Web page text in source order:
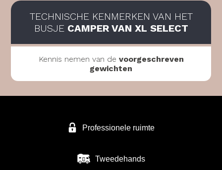
TECHNISCHE KENMERKEN VAN HET
BUSJE CAMPER VAN XL SELECT
Kennis nemen van de voorgeschreven
gewichten
Professionele ruimte
Tweedehands